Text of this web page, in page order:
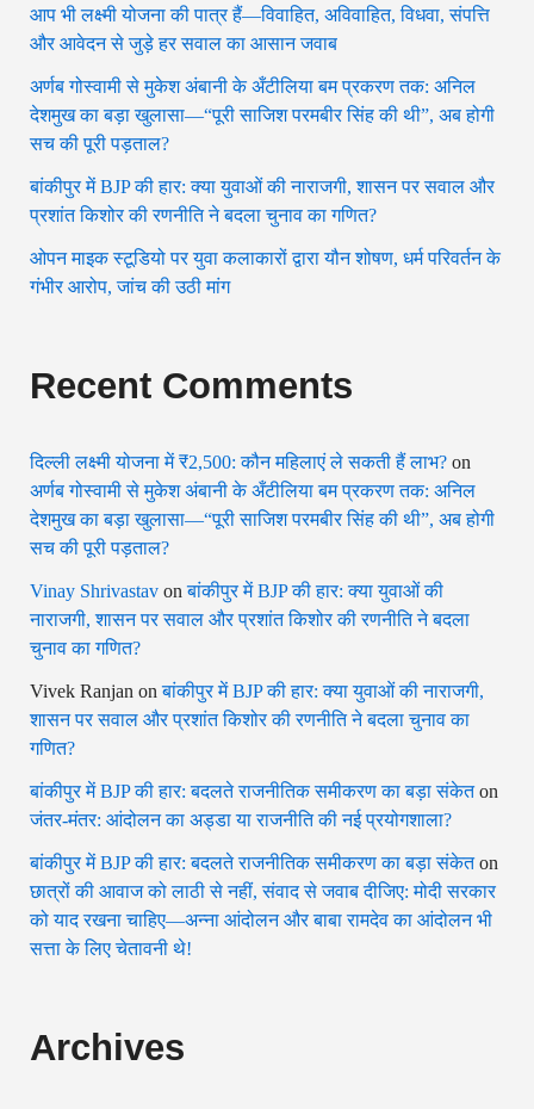
आप भी लक्ष्मी योजना की पात्र हैं—विवाहित, अविवाहित, विधवा, संपत्ति
और आवेदन से जुड़े हर सवाल का आसान जवाब
अर्णब गोस्वामी से मुकेश अंबानी के अँटीलिया बम प्रकरण तक: अनिल
देशमुख का बड़ा खुलासा—“पूरी साजिश परमबीर सिंह की थी”, अब होगी
सच की पूरी पड़ताल?
बांकीपुर में BJP की हार: क्या युवाओं की नाराजगी, शासन पर सवाल और
प्रशांत किशोर की रणनीति ने बदला चुनाव का गणित?
ओपन माइक स्टूडियो पर युवा कलाकारों द्वारा यौन शोषण, धर्म परिवर्तन के
गंभीर आरोप, जांच की उठी मांग
Recent Comments
दिल्ली लक्ष्मी योजना में ₹2,500: कौन महिलाएं ले सकती हैं लाभ? on
अर्णब गोस्वामी से मुकेश अंबानी के अँटीलिया बम प्रकरण तक: अनिल
देशमुख का बड़ा खुलासा—“पूरी साजिश परमबीर सिंह की थी”, अब होगी
सच की पूरी पड़ताल?
Vinay Shrivastav onबांकीपुर में BJP की हार: क्या युवाओं की
नाराजगी, शासन पर सवाल और प्रशांत किशोर की रणनीति ने बदला
चुनाव का गणित?
Vivek Ranjan onबांकीपुर में BJP की हार: क्या युवाओं की नाराजगी,
शासन पर सवाल और प्रशांत किशोर की रणनीति ने बदला चुनाव का
गणित?
बांकीपुर में BJP की हार: बदलते राजनीतिक समीकरण का बड़ा संकेतon
जंतर-मंतर: आंदोलन का अड्डा या राजनीति की नई प्रयोगशाला?
बांकीपुर में BJP की हार: बदलते राजनीतिक समीकरण का बड़ा संकेतon
छात्रों की आवाज को लाठी से नहीं, संवाद से जवाब दीजिए: मोदी सरकार
को याद रखना चाहिए—अन्ना आंदोलन और बाबा रामदेव का आंदोलन भी
सत्ता के लिए चेतावनी थे!
Archives